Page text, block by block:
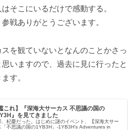
そこにいるだけで感動する。
戦ありがとうございます。
を観ていないとなんのことかさっ
いますので、過去に見に行ったと
す。
これ】『深海大サーカス 不思議の国の
』を見てきました
、杞憂だった。はじめに謎のイベント、【深海大サー
「不思議の国の1YB3H」-1YB3H’s Adventures in